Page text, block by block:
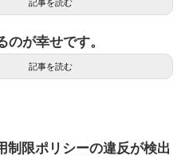
記事を読む
のが幸せです。
記事を読む
制限ポリシーの違反が検出